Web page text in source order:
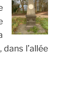
l’allée